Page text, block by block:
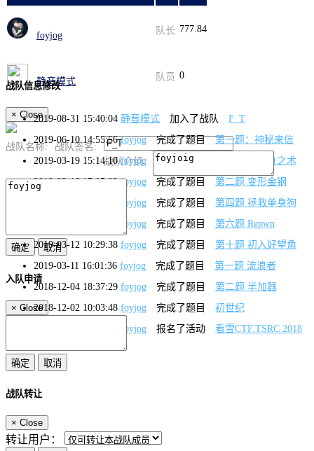
foyjog 队长 777.84
静音模式 队员 0
2019-08-31 15:40:04 静音模式 加入了战队
F_T
2019-06-10 14:55:56 foyjog 完成了题目
第一题：神秘来信
2019-03-19 15:14:10 foyjog 完成了题目
第三题 影分身之术
2019-03-16 15:05:02 foyjog 完成了题目
第二题 变形金钢
foyjog 完成了题目
第四题 拯救单身狗
foyjog 完成了题目
第六题 Repwn
2019-03-12 10:29:38 foyjog 完成了题目
第十题 初入好望角
2019-03-11 16:01:36 foyjog 完成了题目
第一题 流浪者
2018-12-04 18:37:29 foyjog 完成了题目
第二题 半加器
2018-12-02 10:03:48 foyjog 完成了题目
初世纪
foyjog 报名了活动
看雪CTF.TSRC 2018
战队信息修改
× Close
战队名称:
战队签名:
战队介绍:
入队申请
× Close
战队转让
× Close
转让用户：